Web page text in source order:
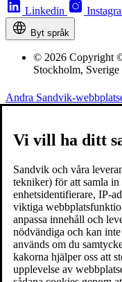
Linkedin
Byt språk
© 2026 Copyright
Stockholm,
Andra Sandvik-
Vi vill ha ditt
Sandvik och våra
tekniker) för att samla in
enhetsidentifierare, IP-
viktiga
anpassa innehåll och
nödvändiga och kan inte
används om du
kakorna hjälper oss att
upplevelse av